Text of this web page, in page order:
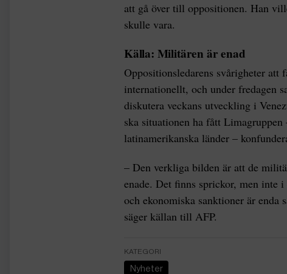
att gå över till oppositionen. Han
skulle vara.
Källa: Militären är enad
Oppositionsledarens svårigheter
internationellt, och under fredagen
diskutera veckans utveckling i
ska situationen ha fått Limagruppen
latinamerikanska länder –
– Den verkliga bilden är att de
enade. Det finns sprickor, men inte
och ekonomiska sanktioner är enda
säger källan till AFP.
KATEGORI
Nyheter